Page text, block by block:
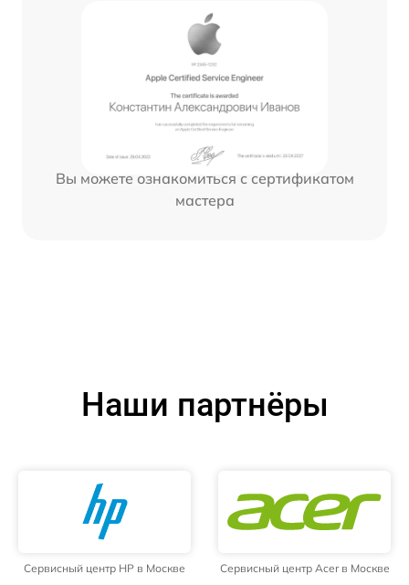
Вы можете ознакомиться с сертификатом
мастера
Наши партнёры
Сервисный центр HP в Москве Сервисный центр Acer в Москве